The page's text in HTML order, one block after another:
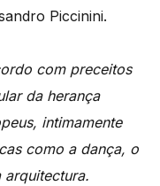
Piccinini.
com preceitos
da herança
intimamente
como a dança, o
arquitectura.